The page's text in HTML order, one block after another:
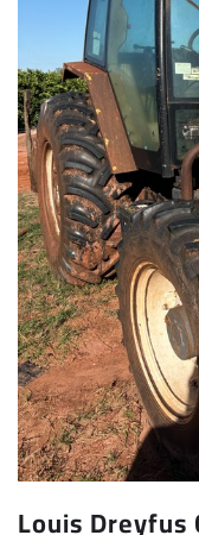
Louis Dreyfus